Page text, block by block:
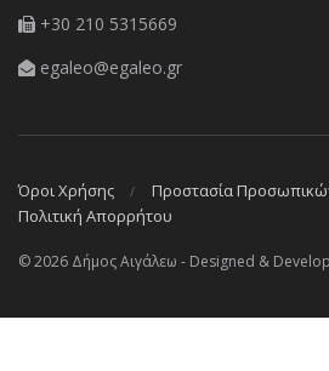
+30 210 5315669
egaleo@egaleo.gr
Όροι Χρήσης
Προστασία
Πολιτική Απορρήτου
© 2026 Δήμος Αιγάλεω - Designed &